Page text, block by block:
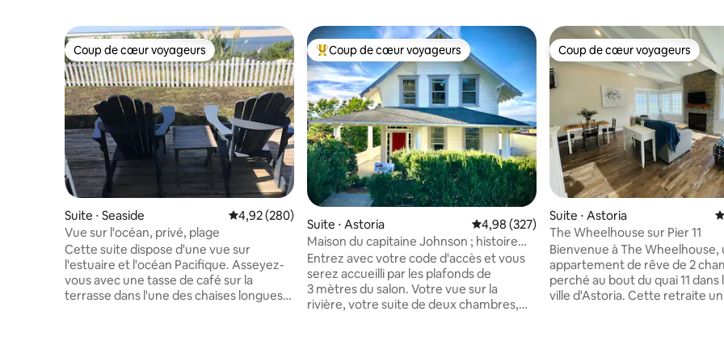
Coup de cœur voyageurs
Coup de cœur voyageurs
Suite ⋅ Seaside Évaluation moyenne sur la base de 280 commentaires : 4,92 sur 5
4,92 (280)
Vue sur l'océan, privé, plage
Cette suite dispose d'une vue sur
l'estuaire et l'océan Pacifique. Asseyez-
vous avec une tasse de café sur la
terrasse dans l'une des chaises longues.
Coups de cœur voyageurs les plus appréciés
Coup de cœur voyageurs
Suite ⋅ Astoria Évaluation moyenne sur la base de 327
4,98 (327)
Maison du capitaine Johnson ; histoire
avec vue sur la rivière
Entrez avec votre code d'accès et vous
serez accueilli par les plafonds de
3 mètres du salon. Votre vue sur la
rivière, votre suite de deux chambres,
Coup de cœur voyageurs
Coup de cœur voyageurs
Suite ⋅ Astoria
The Wheelhouse sur Pier 11
Bienvenue à The Wheelhouse,
appartement de rêve de 2
perché au bout du quai 11
ville d'Astoria. Cette retraite